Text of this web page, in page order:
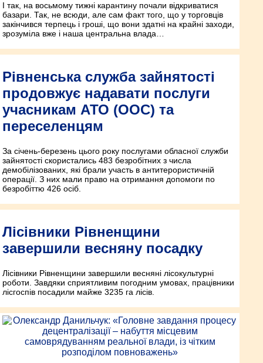
І так, на восьмому тижні карантину почали відкриватися
базари. Так, не всюди, але сам факт того, що у торговців
закінчився терпець і гроші, що вони здатні на крайні заходи,
зрозуміла вже і наша центральна влада…
Рівненська служба зайнятості
продовжує надавати послуги
учасникам АТО (ООС) та
переселенцям
За січень-березень цього року послугами обласної служби
зайнятості скористались 483 безробітних з числа
демобілізованих, які брали участь в антитерористичній
операції. З них мали право на отримання допомоги по
безробіттю 426 осіб.
Лісівники Рівненщини
завершили весняну посадку
Лісівники Рівненщини завершили весняні лісокультурні
роботи. Завдяки сприятливим погодним умовах, працівники
лісгоспів посадили майже 3235 га лісів.